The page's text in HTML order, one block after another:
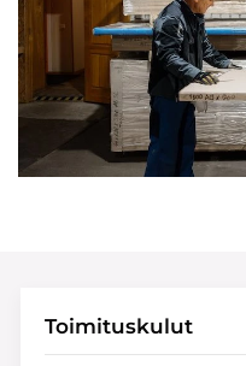
Toimituskulut